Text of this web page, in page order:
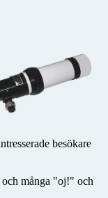
besökare
och många "oj!" och